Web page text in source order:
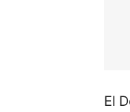
El